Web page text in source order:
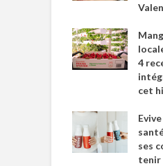
4
cet
ses
tenir